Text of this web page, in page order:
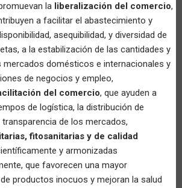
la liberalización del comercio,
a facilitar el abastecimiento y
asequibilidad, y diversidad de
a la estabilización de las cantidades y
mercados domésticos e internacionales y
de negocios y empleo,
del comercio, que ayuden a
de logística, la distribución de
de los mercados,
fitosanitarias y de calidad
y armonizadas
que favorecen una mayor
productos inocuos y mejoran la salud